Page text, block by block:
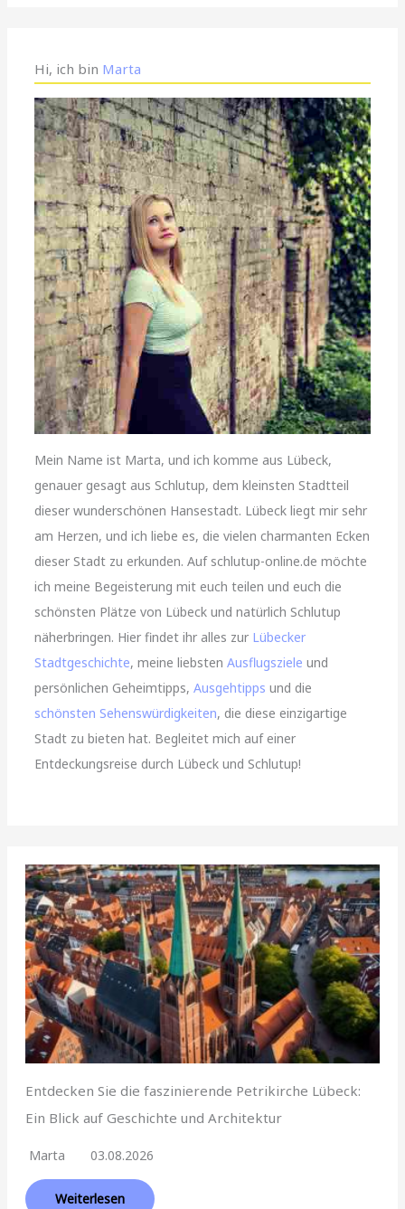
Hi, ich bin Marta
Mein Name ist Marta, und ich komme aus Lübeck,
genauer gesagt aus Schlutup, dem kleinsten Stadtteil
dieser wunderschönen Hansestadt. Lübeck liegt mir sehr
am Herzen, und ich liebe es, die vielen charmanten Ecken
dieser Stadt zu erkunden. Auf schlutup-online.de möchte
ich meine Begeisterung mit euch teilen und euch die
schönsten Plätze von Lübeck und natürlich Schlutup
näherbringen. Hier findet ihr alles zur Lübecker
Stadtgeschichte, meine liebstenAusflugsziele und
persönlichen Geheimtipps,Ausgehtipps und die
schönsten Sehenswürdigkeiten, die diese einzigartige
Stadt zu bieten hat. Begleitet mich auf einer
Entdeckungsreise durch Lübeck und Schlutup!
Entdecken Sie die faszinierende Petrikirche Lübeck:
Ein Blick auf Geschichte und Architektur
Marta 03.08.2026
Weiterlesen